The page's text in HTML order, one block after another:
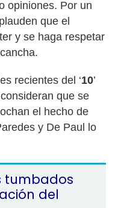
opiniones. Por un
que el
y se haga respetar
recientes del ‘10’
que se
el hecho de
y De Paul lo
tumbados
del